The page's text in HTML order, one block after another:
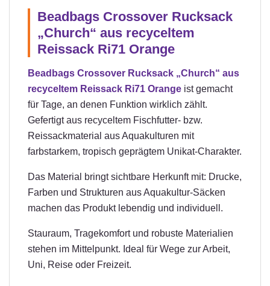
Beadbags Crossover Rucksack
„Church“ aus recyceltem
Reissack Ri71 Orange
Beadbags Crossover Rucksack „Church“ aus
recyceltem Reissack Ri71 Orange ist gemacht
für Tage, an denen Funktion wirklich zählt.
Gefertigt aus recyceltem Fischfutter- bzw.
Reissackmaterial aus Aquakulturen mit
farbstarkem, tropisch geprägtem Unikat-Charakter.
Das Material bringt sichtbare Herkunft mit: Drucke,
Farben und Strukturen aus Aquakultur-Säcken
machen das Produkt lebendig und individuell.
Stauraum, Tragekomfort und robuste Materialien
stehen im Mittelpunkt. Ideal für Wege zur Arbeit,
Uni, Reise oder Freizeit.